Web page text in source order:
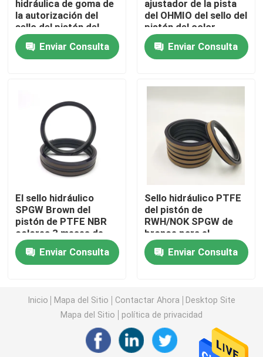
Noticias
Casos
Equipo hidráulico del sello del triturador
Excavador Seal Kit
equipo del sello del jcb
Equipo del sello de KOMATSU
Rod Seal hidráulico
Sello hidráulico del polvo
Sello hidráulico del pistón
hidráulica de goma de
la autorización del
sello del pistón del
acuerdo
Enviar Consulta
ajustador de la pista
del OHMIO del sello del
pistón del color
blanco negro
Enviar Consulta
El sello hidráulico
SPGW Brown del
pistón de PTFE NBR
colorea 3 meses de
garantía
Enviar Consulta
Sello hidráulico PTFE
del pistón de
RWH/NOK SPGW de
bronce para el
excavador
Enviar Consulta
Inicio Mapa del Sitio Contactar Ahora
Desktop Site
Mapa del Sitio
política de privacidad